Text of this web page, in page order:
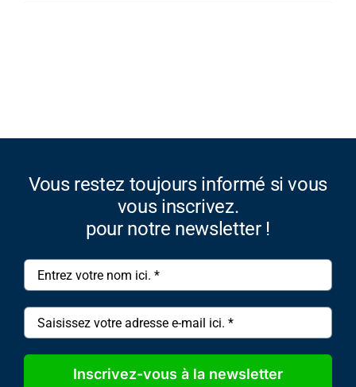
Vous restez toujours informé si vous
vous inscrivez.
pour notre newsletter !
Inscrivez-vous à la newsletter